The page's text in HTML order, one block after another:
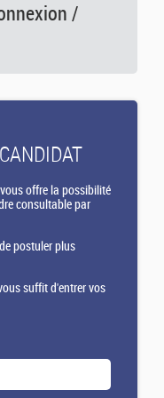
/
offre la possibilité
consultable par
postuler plus
suffit d'entrer vos